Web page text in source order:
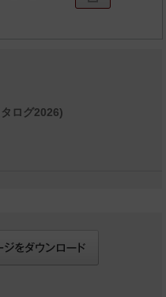
ログ2026)